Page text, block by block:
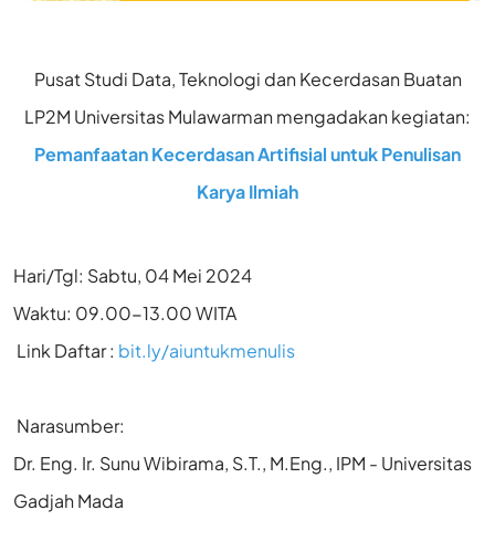
Pusat Studi Data, Teknologi dan Kecerdasan Buatan
LP2M Universitas Mulawarman mengadakan kegiatan:
Pemanfaatan Kecerdasan Artifisial untuk Penulisan
Karya Ilmiah
Hari/Tgl: Sabtu, 04 Mei 2024
Waktu: 09.00-13.00 WITA
Link Daftar : bit.ly/aiuntukmenulis
Narasumber:
Dr. Eng. Ir. Sunu Wibirama, S.T., M.Eng., IPM - Universitas
Gadjah Mada